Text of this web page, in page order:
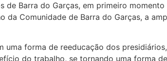
Barra do Garças, em primeiro
Comunidade de Barra do Garças, a
forma de reeducação dos
do trabalho, se tornando uma forma